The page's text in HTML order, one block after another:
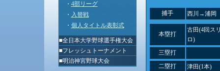
・ 4部リーグ
・ 入替戦
・ 個人タイトル表彰式
■全日本大学野球選手権大会
■フレッシュトーナメント
■明治神宮野球大会
捕手 西川→浦岡
本塁打
古田(4回ス
ロ)
三塁打
二塁打
津田(1本)